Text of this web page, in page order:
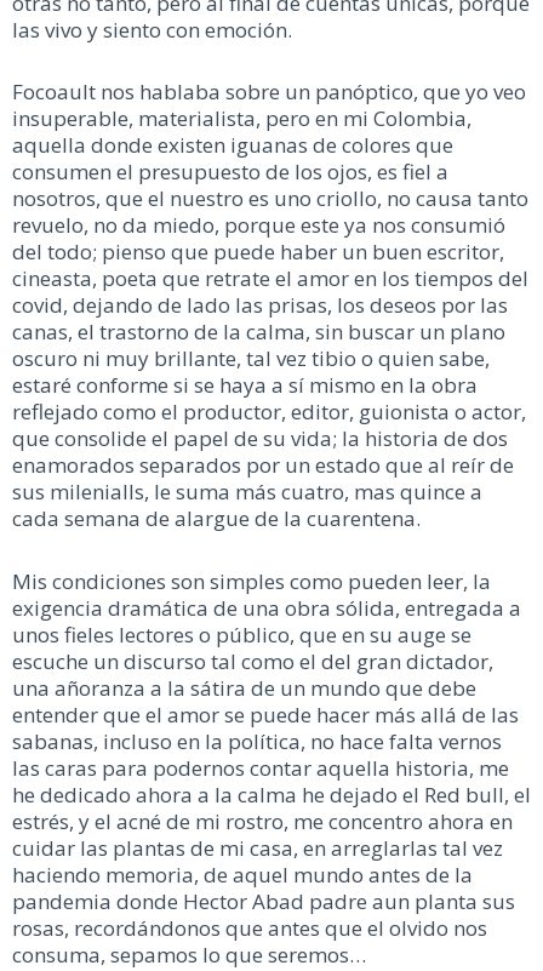
las vivo y siento con emoción.
Focoault nos hablaba sobre un panóptico, que yo veo
insuperable, materialista, pero en mi Colombia,
aquella donde existen iguanas de colores que
consumen el presupuesto de los ojos, es fiel a
nosotros, que el nuestro es uno criollo, no causa tanto
revuelo, no da miedo, porque este ya nos consumió
del todo; pienso que puede haber un buen escritor,
cineasta, poeta que retrate el amor en los tiempos del
covid, dejando de lado las prisas, los deseos por las
canas, el trastorno de la calma, sin buscar un plano
oscuro ni muy brillante, tal vez tibio o quien sabe,
estaré conforme si se haya a sí mismo en la obra
reflejado como el productor, editor, guionista o actor,
que consolide el papel de su vida; la historia de dos
enamorados separados por un estado que al reír de
sus milenialls, le suma más cuatro, mas quince a
cada semana de alargue de la cuarentena.
Mis condiciones son simples como pueden leer, la
exigencia dramática de una obra sólida, entregada a
unos fieles lectores o público, que en su auge se
escuche un discurso tal como el del gran dictador,
una añoranza a la sátira de un mundo que debe
entender que el amor se puede hacer más allá de las
sabanas, incluso en la política, no hace falta vernos
las caras para podernos contar aquella historia, me
he dedicado ahora a la calma he dejado el Red bull, el
estrés, y el acné de mi rostro, me concentro ahora en
cuidar las plantas de mi casa, en arreglarlas tal vez
haciendo memoria, de aquel mundo antes de la
pandemia donde Hector Abad padre aun planta sus
rosas, recordándonos que antes que el olvido nos
consuma, sepamos lo que seremos…